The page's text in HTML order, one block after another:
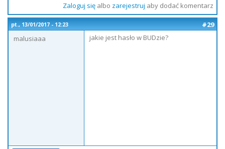
Zaloguj sięalbo zarejestruj aby dodać komentarz
pt., 13/01/2017 - 12:23
#29
malusiaaa
jakie jest hasło w BUDzie?